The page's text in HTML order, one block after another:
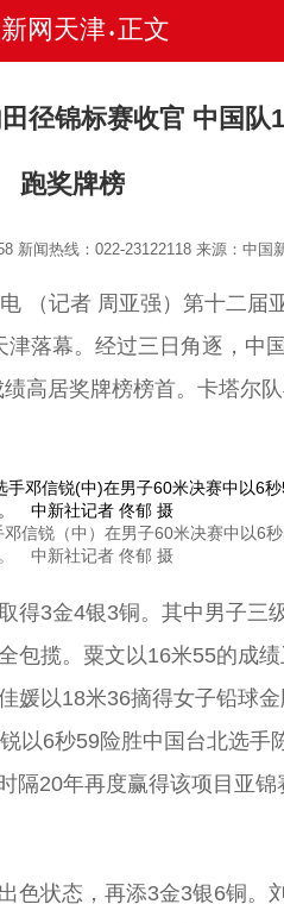
网天津 • 正文
径锦标赛收官 中国队
跑奖牌榜
新闻热线：022-23122118来源：中国
记者 周亚强）第十二届
津落幕。经过三日角逐，中
高居奖牌榜榜首。卡塔尔
信锐（中）在男子60米决赛中以6
中新社记者 佟郁 摄
3金4银3铜。其中男子三
包揽。粟文以16米55的成
媛以18米36摘得女子铅球
以6秒59险胜中国台北选手
隔20年再度赢得该项目亚锦
状态，再添3金3银6铜。